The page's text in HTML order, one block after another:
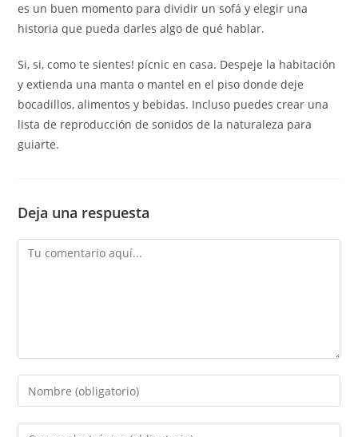
es un buen momento para dividir un sofá y elegir una
historia que pueda darles algo de qué hablar.
Si, si, como te sientes! pícnic en casa. Despeje la habitación
y extienda una manta o mantel en el piso donde deje
bocadillos, alimentos y bebidas. Incluso puedes crear una
lista de reproducción de sonidos de la naturaleza para
guiarte.
Deja una respuesta